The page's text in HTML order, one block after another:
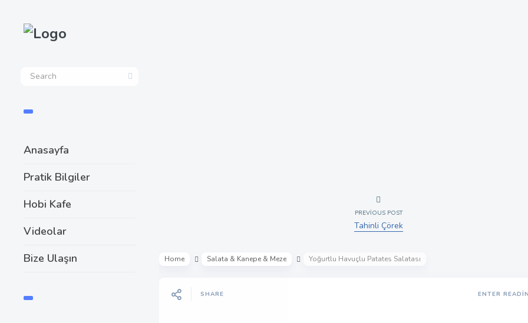
Anasayfa
Pratik Bilgiler
Hobi Kafe
Videolar
Bize Ulaşın
PREVIOUS POST
Tahinli Çörek
Home Salata & Kanepe & Meze Yoğurtlu Havuçlu Patates Salatası
SHARE ENTER